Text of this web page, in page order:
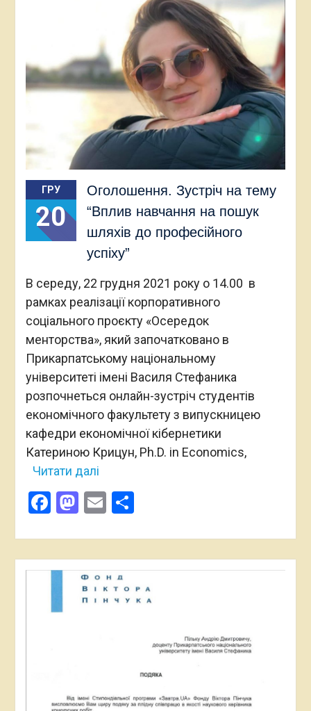
ГРУ
20
Оголошення. Зустріч на тему
“Вплив навчання на пошук
шляхів до професійного
успіху”
В середу, 22 грудня 2021 року о 14.00 в
рамках реалізації корпоративного
соціального проєкту «Осередок
менторства», який започатковано в
Прикарпатському національному
університеті імені Василя Стефаника
розпочнеться онлайн-зустріч студентів
економічного факультету з випускницею
кафедри економічної кібернетики
Катериною Крицун, Ph.D. in Economics,
Читати далі
Facebook
Mastodon
EmailПоділитися